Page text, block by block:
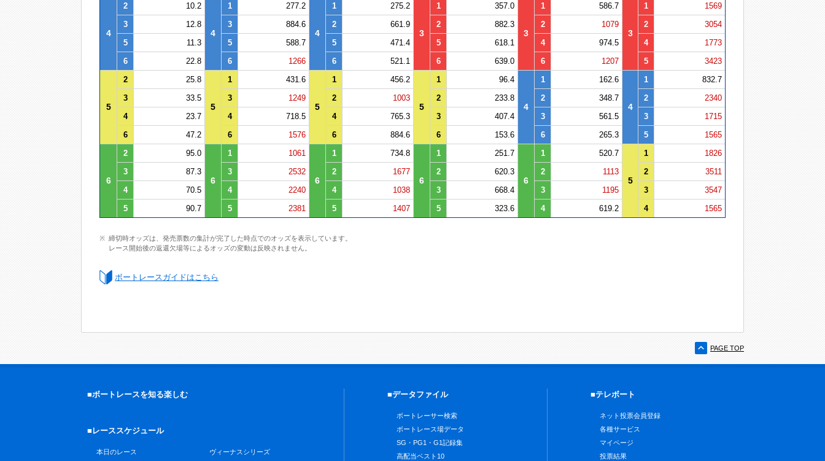
4
2 10.2
4
1 277.2
4
1 275.2
3
1 357.0
3
1 586.7
3
1
1569
3
12.8 3 884.6 2 661.9 2 882.3 2 1079 2
3054
5
11.3 5 588.7 5 471.4 5 618.1 4 974.5 4
1773
6
22.8 6 1266 6 521.1 6 639.0 6 1207 5 3423
5
2 25.8
5
1 431.6
5
1 456.2
5
1 96.4
4
1 162.6
4
1
832.7
3
33.5 3 1249 2 1003 2 233.8 2 348.7 2
2340
4
23.7 4 718.5 4 765.3 3 407.4 3 561.5 3
1715
6
47.2 6 1576 6 884.6 6 153.6 6 265.3 5 1565
6
2 95.0
6
1 1061
6
1 734.8
6
1 251.7
6
1 520.7
5
1
1826
3
87.3 3 2532 2 1677 2 620.3 2 1113 2
3511
4
70.5 4 2240 4 1038 3 668.4 3 1195 3
3547
5
90.7 5 2381 5 1407 5 323.6 4 619.2 4 1565
締切時オッズは、発売票数の集計が完了した時点でのオッズを表示しています。
レース開始後の返還欠場等によるオッズの変動は反映されません。
ボートレースガイドはこちら
PAGE TOP
■ボートレースを知る楽しむ
■レーススケジュール
本日のレース ヴィーナスシリーズ
■データファイル
ボートレーサー検索
ボートレース場データ
SG・PG1・G1記録集
高配当ベスト10
■テレボート
ネット投票会員登録
各種サービス
マイページ
投票結果